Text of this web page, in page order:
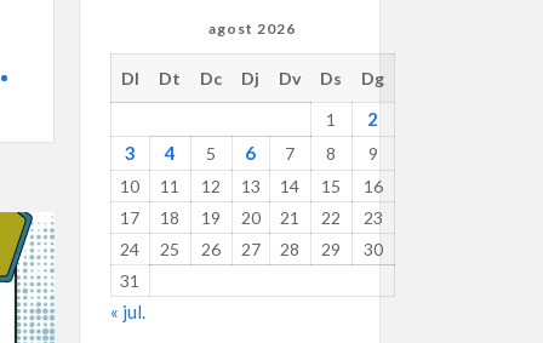
agost 2026
Dl Dt Dc Dj Dv Ds
Dg
1
2
3
4 5 6 7 8
9
10
11 12 13 14 15
16
17
18 19 20 21 22
23
24
25 26 27 28 29
30
31
« jul.